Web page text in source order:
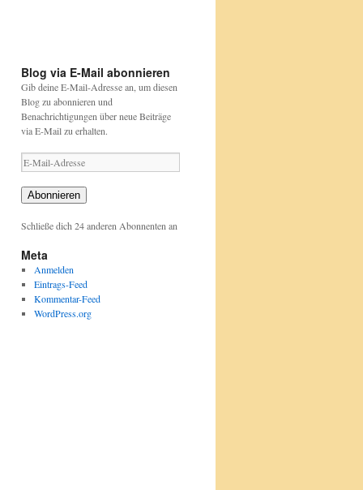
gartenvoegel/index.html gartenvoegel/
Blog via E-Mail abonnieren
Gib deine E-Mail-Adresse an, um diesen
Blog zu abonnieren und
Benachrichtigungen über neue Beiträge
via E-Mail zu erhalten.
E-
Mail-
Adresse
Abonnieren
Schließe dich 24 anderen Abonnenten an
Meta
Anmelden
Eintrags-Feed
Kommentar-Feed
WordPress.org